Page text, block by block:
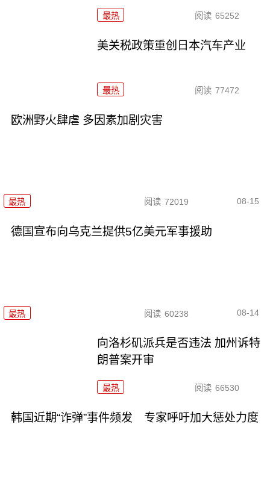
最热 阅读 65252
美关税政策重创日本汽车产业
最热 阅读 77472
欧洲野火肆虐 多因素加剧灾害
最热 阅读 72019 08-15
德国宣布向乌克兰提供5亿美元军事援助
最热 阅读 60238 08-14
向洛杉矶派兵是否违法 加州诉特
朗普案开审
最热 阅读 66530
韩国近期“诈弹”事件频发 专家呼吁加大惩处力度